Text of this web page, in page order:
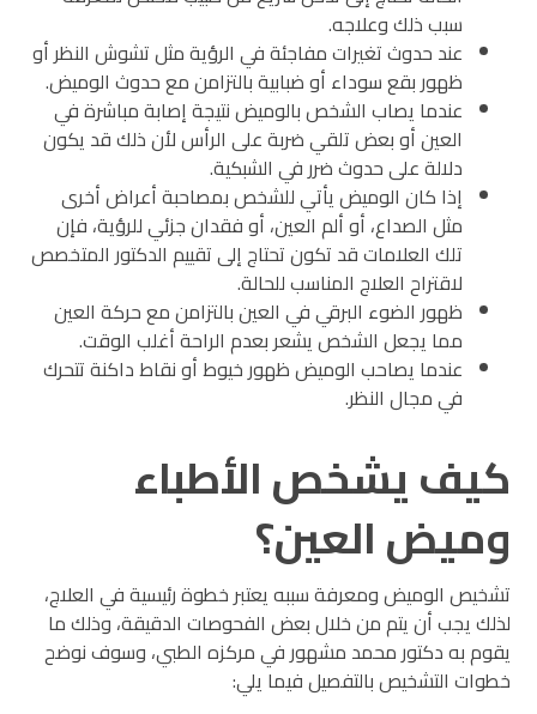
سبب ذلك وعلاجه.
عند حدوث تغيرات مفاجئة في الرؤية مثل تشوش النظر أو
ظهور بقع سوداء أو ضبابية بالتزامن مع حدوث الوميض.
عندما يصاب الشخص بالوميض نتيجة إصابة مباشرة في
العين أو بعض تلقي ضربة على الرأس لأن ذلك قد يكون
دلالة على حدوث ضرر في الشبكية.
إذا كان الوميض يأتي للشخص بمصاحبة أعراض أخرى
مثل الصداع، أو ألم العين، أو فقدان جزئي للرؤية، فإن
تلك العلامات قد تكون تحتاج إلى تقييم الدكتور المتخصص
لاقتراح العلاج المناسب للحالة.
ظهور الضوء البرقي في العين بالتزامن مع حركة العين
مما يجعل الشخص يشعر بعدم الراحة أغلب الوقت.
عندما يصاحب الوميض ظهور خيوط أو نقاط داكنة تتحرك
في مجال النظر.
كيف يشخص الأطباء
وميض العين؟
تشخيص الوميض ومعرفة سببه يعتبر خطوة رئيسية في العلاج،
لذلك يجب أن يتم من خلال بعض الفحوصات الدقيقة، وذلك ما
يقوم به دكتور محمد مشهور في مركزه الطبي، وسوف نوضح
خطوات التشخيص بالتفصيل فيما يلي: